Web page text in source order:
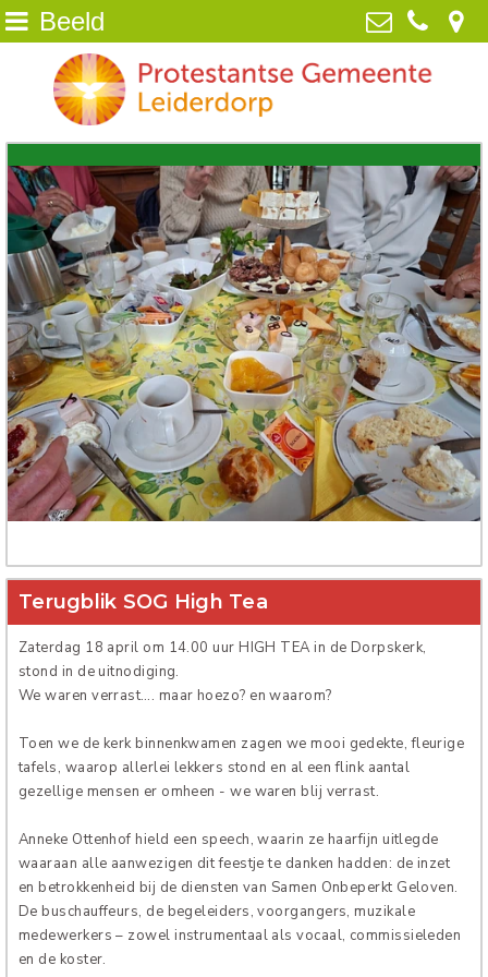
Home
Wie zijn wij
NIEUWS
Kerkdiensten
Diaconie
Jeugd
Activiteiten
Beeld
ANBI /Veilige Gemeente
Verhuur
Protestantse Gemeente Leiderdorp
van Poelgeestlaan 2, 2352 TD
Leiderdorp
071-5890259
info@pgleiderdorp.nl
Beeld
Terugblik SOG High Tea
Zaterdag 18 april om 14.00 uur HIGH TEA in de Dorpskerk,
stond in de uitnodiging.
We waren verrast…. maar hoezo? en waarom?
Toen we de kerk binnenkwamen zagen we mooi gedekte, fleurige
tafels, waarop allerlei lekkers stond en al een flink aantal
gezellige mensen er omheen - we waren blij verrast.
Anneke Ottenhof hield een speech, waarin ze haarfijn uitlegde
waaraan alle aanwezigen dit feestje te danken hadden: de inzet
en betrokkenheid bij de diensten van Samen Onbeperkt Geloven.
De buschauffeurs, de begeleiders, voorgangers, muzikale
medewerkers – zowel instrumentaal als vocaal, commissieleden
en de koster.